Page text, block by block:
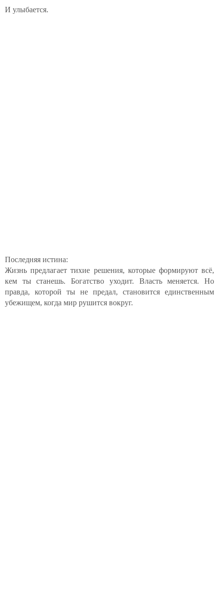
И улыбается.
Последняя истина:
Жизнь предлагает тихие решения, которые формируют всё,
кем ты станешь. Богатство уходит. Власть меняется. Но
правда, которой ты не предал, становится единственным
убежищем, когда мир рушится вокруг.